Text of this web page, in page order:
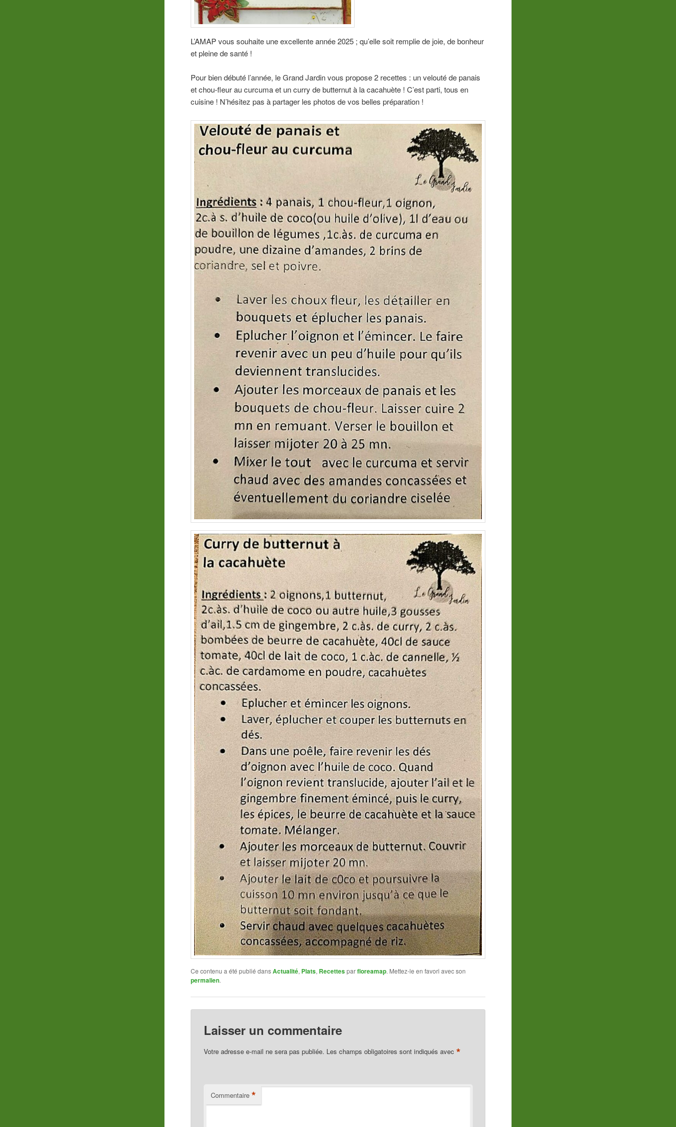
L’AMAP vous souhaite une excellente année 2025 ; qu’elle soit remplie de joie, de bonheur
et pleine de santé !
Pour bien débuté l’année, le Grand Jardin vous propose 2 recettes : un velouté de panais
et chou-fleur au curcuma et un curry de butternut à la cacahuète ! C’est parti, tous en
cuisine ! N’hésitez pas à partager les photos de vos belles préparation !
Ce contenu a été publié dansActualité, Plats, Recettesparfloreamap. Mettez-le en favori avec son
permalien.
Laisser un commentaire
Votre adresse e-mail ne sera pas publiée. Les champs obligatoires sont indiqués avec *
Commentaire *